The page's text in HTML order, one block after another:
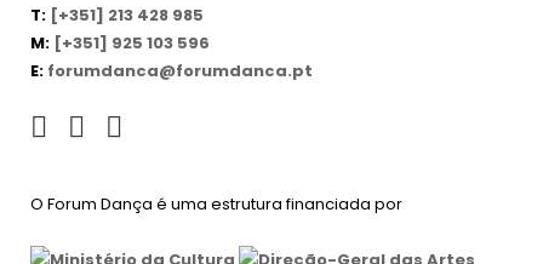
T: [+351] 213 428 985
M: [+351] 925 103 596
E: forumdanca@forumdanca.pt
O Forum Dança é uma estrutura financiada por